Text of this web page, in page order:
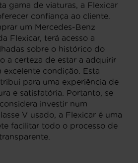
gama de viaturas, a Flexicar
confiança ao cliente.
um Mercedes-Benz
Flexicar, terá acesso a
sobre o histórico do
a certeza de estar a adquirir
excelente condição. Esta
para uma experiência de
e satisfatória. Portanto, se
investir num
V usado, a Flexicar é uma
facilitar todo o processo de